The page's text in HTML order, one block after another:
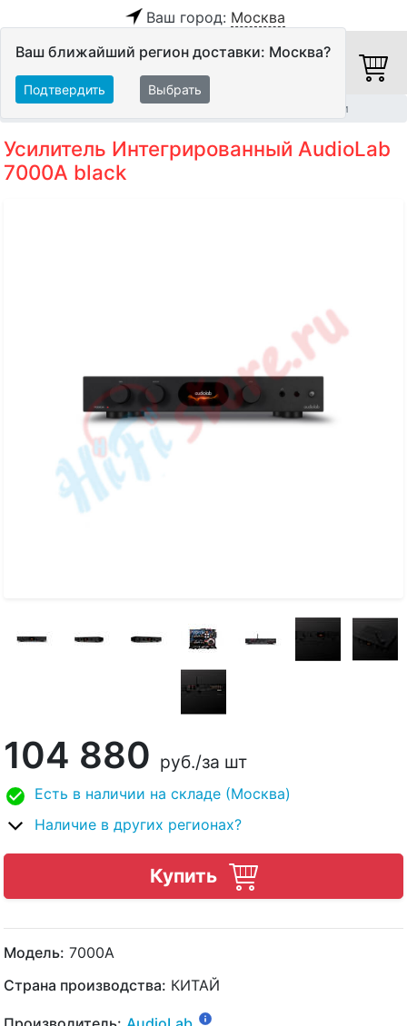
Ваш город: Москва
Ваш ближайший регион доставки: Москва?
Подтвердить Выбрать
Интегрированные усилители
Усилитель Интегрированный AudioLab
7000A black
104 880 руб./за шт
Есть в наличии на складе (Москва)
Наличие в других регионах?
Купить
Модель: 7000A
Страна производства: КИТАЙ